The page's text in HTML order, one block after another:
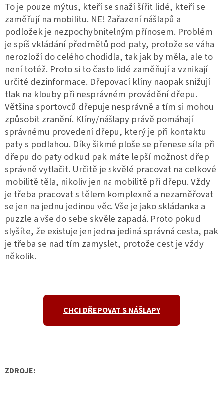
To je pouze mýtus, kteří se snaží šířit lidé, kteří se
zaměřují na mobilitu. NE! Zařazení nášlapů a
podložek je nezpochybnitelným přínosem. Problém
je spíš vkládání předmětů pod paty, protože se váha
nerozloží do celého chodidla, tak jak by měla, ale to
není totéž. Proto si to často lidé zaměňují a vznikají
určité dezinformace. Dřepovací klíny naopak snižují
tlak na klouby při nesprávném provádění dřepu.
Většina sportovců dřepuje nesprávně a tím si mohou
způsobit zranění. Klíny/nášlapy právě pomáhají
správnému provedení dřepu, který je při kontaktu
paty s podlahou. Díky šikmé ploše se přenese síla při
dřepu do paty odkud pak máte lepší možnost dřep
správně vytlačit. Určitě je skvělé pracovat na celkové
mobilitě těla, nikoliv jen na mobilitě při dřepu. Vždy
je třeba pracovat s tělem komplexně a nezaměřovat
se jen na jednu jedinou věc. Vše je jako skládanka a
puzzle a vše do sebe skvěle zapadá. Proto pokud
slyšíte, že existuje jen jedna jediná správná cesta, pak
je třeba se nad tím zamyslet, protože cest je vždy
několik.
CHCI DŘEPOVAT S NÁŠLAPY
ZDROJE: